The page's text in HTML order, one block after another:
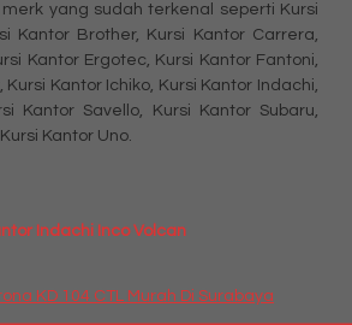
yang sudah terkenal seperti Kursi
Kantor Brother, Kursi Kantor Carrera,
Kantor Ergotec, Kursi Kantor Fantoni,
Kursi Kantor Ichiko, Kursi Kantor Indachi,
Kantor Savello, Kursi Kantor Subaru,
Kantor Uno.
Indachi Inco Volcan